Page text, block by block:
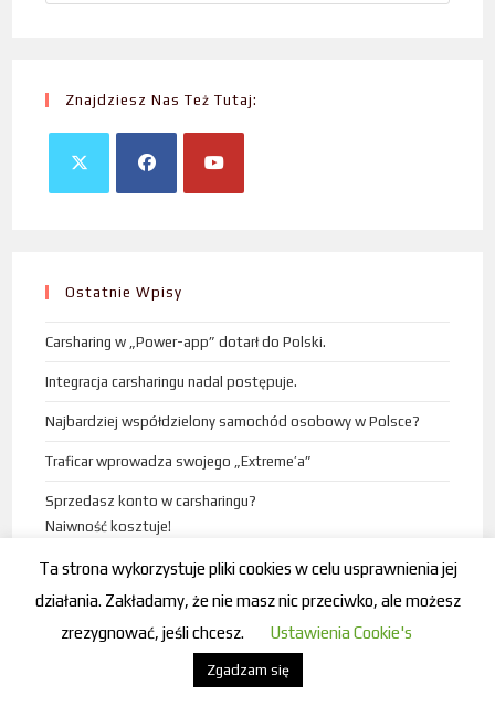
Znajdziesz Nas Też Tutaj:
Ostatnie Wpisy
Carsharing w „Power-app” dotarł do Polski.
Integracja carsharingu nadal postępuje.
Najbardziej współdzielony samochód osobowy w Polsce?
Traficar wprowadza swojego „Extreme’a”
Sprzedasz konto w carsharingu?
Naiwność kosztuje!
Archiwa
Ta strona wykorzystuje pliki cookies w celu usprawnienia jej
działania. Zakładamy, że nie masz nic przeciwko, ale możesz
zrezygnować, jeśli chcesz.
Ustawienia Cookie's
Zgadzam się